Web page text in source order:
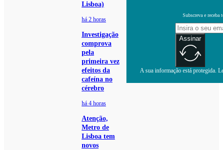
Lisboa)
há 2 horas
Investigação
comprova
pela
primeira vez
efeitos da
cafeína no
cérebro
há 4 horas
Atenção,
Metro de
Lisboa tem
novos
Subscreva e receba
Assinar
A sua informação está protegida.